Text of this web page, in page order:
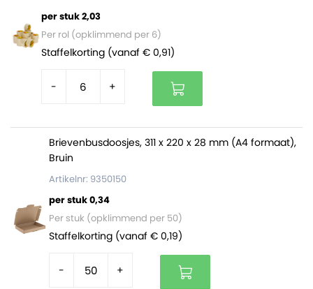
per stuk 2,03
Per rol (opklimmend per 6)
Staffelkorting (vanaf € 0,91)
- +
Brievenbusdoosjes, 311 x 220 x 28 mm (A4 formaat),
Bruin
Artikelnr: 9350150
per stuk 0,34
Per stuk (opklimmend per 50)
Staffelkorting (vanaf € 0,19)
- +